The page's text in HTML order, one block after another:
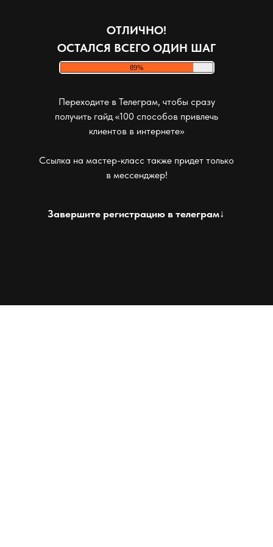
Завершите регистрацию в телеграм↓
Переходите в Телеграм, чтобы сразу
получить гайд «100 способов привлечь
клиентов в интернете»
Ссылка на мастер-класс также придет только
в мессенджер!
ОТЛИЧНО!
ОСТАЛСЯ ВСЕГО ОДИН ШАГ